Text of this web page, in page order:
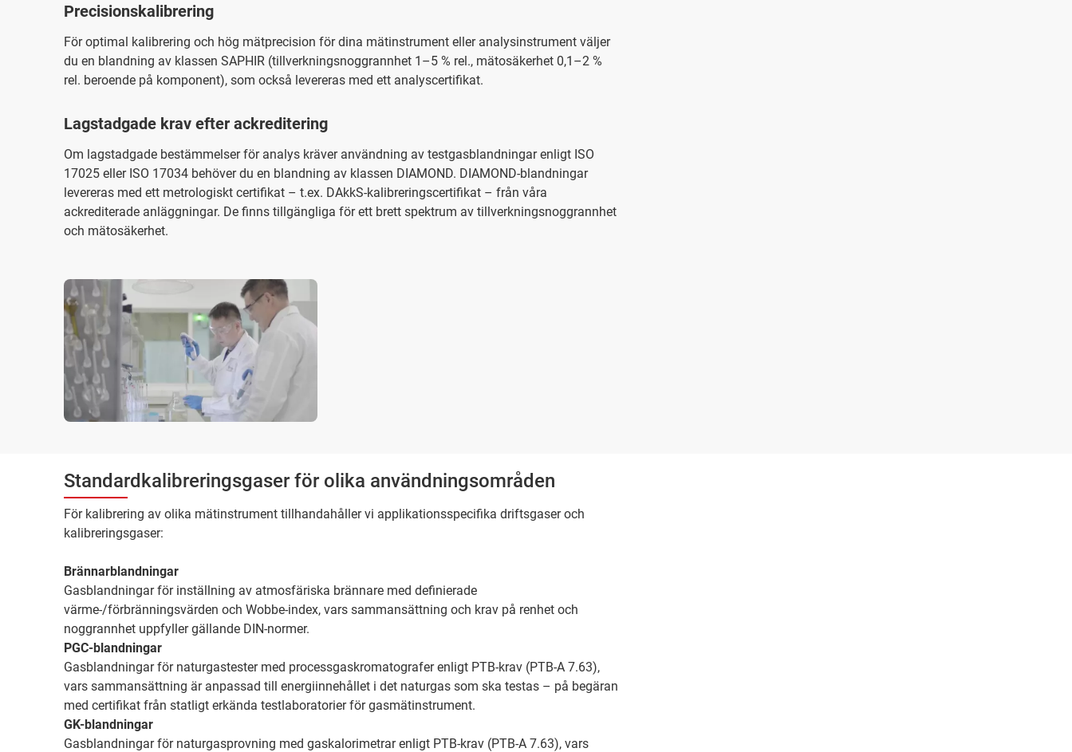
Precisionskalibrering
För optimal kalibrering och hög mätprecision för dina mätinstrument eller analysinstrument väljer
du en blandning av klassen SAPHIR (tillverkningsnoggrannhet 1–5 % rel., mätosäkerhet 0,1–2 %
rel. beroende på komponent), som också levereras med ett analyscertifikat.
Lagstadgade krav efter ackreditering
Om lagstadgade bestämmelser för analys kräver användning av testgasblandningar enligt ISO
17025 eller ISO 17034 behöver du en blandning av klassen DIAMOND. DIAMOND-blandningar
levereras med ett metrologiskt certifikat – t.ex. DAkkS-kalibreringscertifikat – från våra
ackrediterade anläggningar. De finns tillgängliga för ett brett spektrum av tillverkningsnoggrannhet
och mätosäkerhet.
Standardkalibreringsgaser för olika användningsområden
För kalibrering av olika mätinstrument tillhandahåller vi applikationsspecifika driftsgaser och
kalibreringsgaser:
Brännarblandningar
Gasblandningar för inställning av atmosfäriska brännare med definierade
värme-/förbränningsvärden och Wobbe-index, vars sammansättning och krav på renhet och
noggrannhet uppfyller gällande DIN-normer.
PGC-blandningar
Gasblandningar för naturgastester med processgaskromatografer enligt PTB-krav (PTB-A 7.63),
vars sammansättning är anpassad till energiinnehållet i det naturgas som ska testas – på begäran
med certifikat från statligt erkända testlaboratorier för gasmätinstrument.
GK-blandningar
Gasblandningar för naturgasprovning med gaskalorimetrar enligt PTB-krav (PTB-A 7.63), vars